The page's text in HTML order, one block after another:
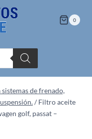
0
de frenado,
/ Filtro aceite
golf, passat –